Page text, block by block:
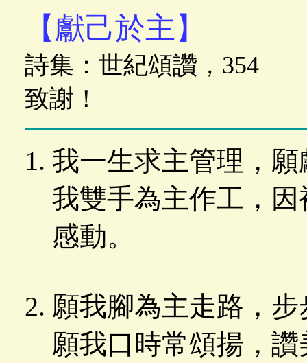
【獻己於主】
詩集：世紀頌讚，
致謝！
我一生求主管理，
我雙手為主作工，
感動。
願我腳為主走路，
願我口時常頌揚，